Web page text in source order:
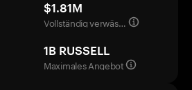
$1.81M
Vollständig verwässerte Bewertung
1B RUSSELL
Maximales Angebot